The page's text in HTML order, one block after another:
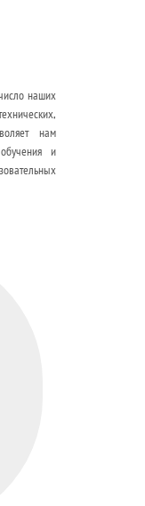
наших
нам
и